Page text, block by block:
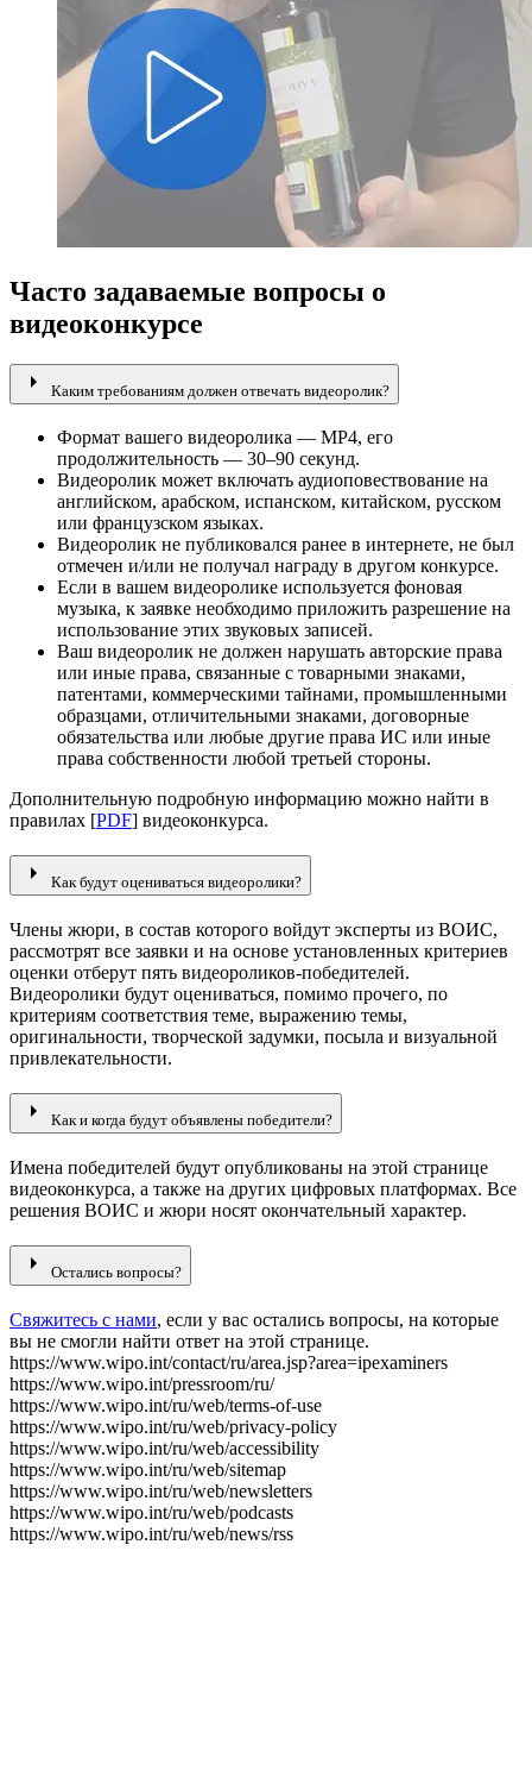
Часто задаваемые вопросы о
видеоконкурсе
arrow_right Каким требованиям должен отвечать видеоролик?
Формат вашего видеоролика — MP4, его
продолжительность — 30–90 секунд.
Видеоролик может включать аудиоповествование на
английском, арабском, испанском, китайском, русском
или французском языках.
Видеоролик не публиковался ранее в интернете, не был
отмечен и/или не получал награду в другом конкурсе.
Если в вашем видеоролике используется фоновая
музыка, к заявке необходимо приложить разрешение на
использование этих звуковых записей.
Ваш видеоролик не должен нарушать авторские права
или иные права, связанные с товарными знаками,
патентами, коммерческими тайнами, промышленными
образцами, отличительными знаками, договорные
обязательства или любые другие права ИС или иные
права собственности любой третьей стороны.
Дополнительную подробную информацию можно найти в
правилах [PDF] видеоконкурса.
arrow_right Как будут оцениваться видеоролики?
Члены жюри, в состав которого войдут эксперты из ВОИС,
рассмотрят все заявки и на основе установленных критериев
оценки отберут пять видеороликов-победителей.
Видеоролики будут оцениваться, помимо прочего, по
критериям соответствия теме, выражению темы,
оригинальности, творческой задумки, посыла и визуальной
привлекательности.
arrow_right Как и когда будут объявлены победители?
Имена победителей будут опубликованы на этой странице
видеоконкурса, а также на других цифровых платформах. Все
решения ВОИС и жюри носят окончательный характер.
arrow_right Остались вопросы?
Свяжитесь с нами, если у вас остались вопросы, на которые
вы не смогли найти ответ на этой странице.
https://www.wipo.int/contact/ru/area.jsp?area=ipexaminers
https://www.wipo.int/pressroom/ru/
https://www.wipo.int/ru/web/terms-of-use
https://www.wipo.int/ru/web/privacy-policy
https://www.wipo.int/ru/web/accessibility
https://www.wipo.int/ru/web/sitemap
https://www.wipo.int/ru/web/newsletters
https://www.wipo.int/ru/web/podcasts
https://www.wipo.int/ru/web/news/rss